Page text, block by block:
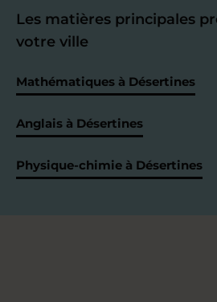
Les matières principales
votre ville
Mathématiques à Désertines
Anglais à Désertines
Physique-chimie à Désertines